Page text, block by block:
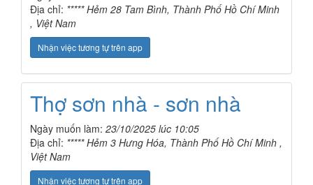
Địa chỉ: ***** Hẻm 28 Tam Bình, Thành Phố Hồ Chí Minh
, Việt Nam
Nhận việc tương tự trên app
Thợ sơn nhà - sơn nhà
Ngày muốn làm: 23/10/2025 lúc 10:05
Địa chỉ: ***** Hẻm 3 Hưng Hóa, Thành Phố Hồ Chí Minh ,
Việt Nam
Nhận việc tương tự trên app